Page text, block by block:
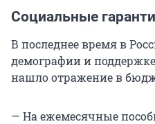
Социальные
В последнее время в
демографии и
нашло отражение в
— На ежемесячные